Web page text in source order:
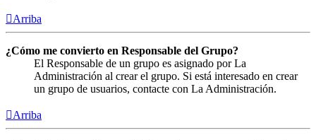
Arriba
¿Cómo me convierto en Responsable del Grupo?
El Responsable de un grupo es asignado por La
Administración al crear el grupo. Si está interesado en crear
un grupo de usuarios, contacte con La Administración.
Arriba